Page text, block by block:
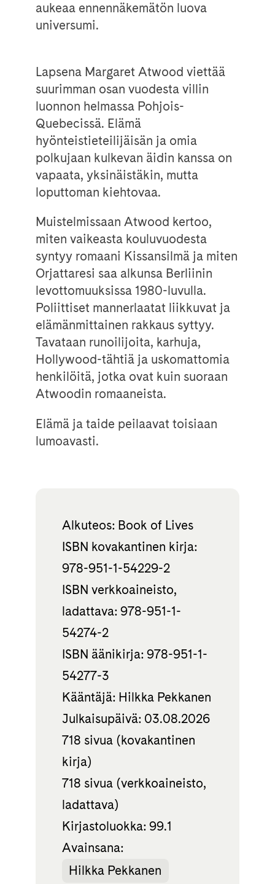
aukeaa ennennäkemätön luova
universumi.
Lapsena Margaret Atwood viettää
suurimman osan vuodesta villin
luonnon helmassa Pohjois-
Quebecissä. Elämä
hyönteistieteilijäisän ja omia
polkujaan kulkevan äidin kanssa on
vapaata, yksinäistäkin, mutta
loputtoman kiehtovaa.
Muistelmissaan Atwood kertoo,
miten vaikeasta kouluvuodesta
syntyy romaani Kissansilmä ja miten
Orjattaresi saa alkunsa Berliinin
levottomuuksissa 1980-luvulla.
Poliittiset mannerlaatat liikkuvat ja
elämänmittainen rakkaus syttyy.
Tavataan runoilijoita, karhuja,
Hollywood-tähtiä ja uskomattomia
henkilöitä, jotka ovat kuin suoraan
Atwoodin romaaneista.
Elämä ja taide peilaavat toisiaan
lumoavasti.
Alkuteos: Book of Lives
ISBN kovakantinen kirja:
978-951-1-54229-2
ISBN verkkoaineisto,
ladattava: 978-951-1-
54274-2
ISBN äänikirja: 978-951-1-
54277-3
Kääntäjä: Hilkka Pekkanen
Julkaisupäivä: 03.08.2026
718 sivua (kovakantinen
kirja)
718 sivua (verkkoaineisto,
ladattava)
Kirjastoluokka: 99.1
Avainsana:
Hilkka Pekkanen